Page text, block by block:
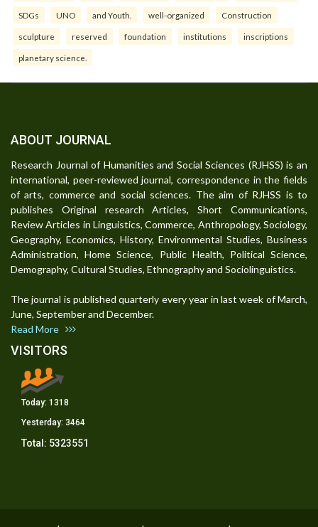
SDGs UNO and Youth. well-organized Construction
sculpture reserved foundation institutions inscriptions
planetary science.
ABOUT JOURNAL
Research Journal of Humanities and Social Sciences (RJHSS) is an
international, peer-reviewed journal, correspondence in the fields
of arts, commerce and social sciences. The aim of RJHSS is to
publishes Original research Articles, Short Communications,
Review Articles in Linguistics, Commerce, Anthropology, Sociology,
Geography, Economics, History, Environmental Studies, Business
Administration, Home Science, Public Health, Political Science,
Demography, Cultural Studies, Ethnography and Sociolinguistics.
The journal is published quarterly every year in last week of March,
June, September and December.
Read More
VISITORS
Today: 1318
Yesterday: 3464
Total: 5323551